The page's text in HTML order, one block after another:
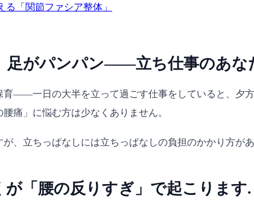
「関節ファシア整体」
足がパンパン——立ち仕事のあな
——一日の大半を立って過ごす仕事をしていると、夕
痛」に悩む方は少なくありません。
、立ちっぱなしには立ちっぱなしの負担のかかり方があ
「腰の反りすぎ」で起こります.